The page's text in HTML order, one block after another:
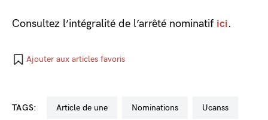
Consultez l’intégralité de l’arrêté nominatif ici.
Ajouter aux articles favoris
TAGS: Article de une nominations Ucanss